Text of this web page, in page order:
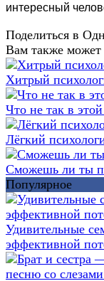
интересный
Поделиться в
Вам также может
Хитрый
Что не так в
Лёгкий
Сможешь ли ты
Популярное
Удивительные
эффективной